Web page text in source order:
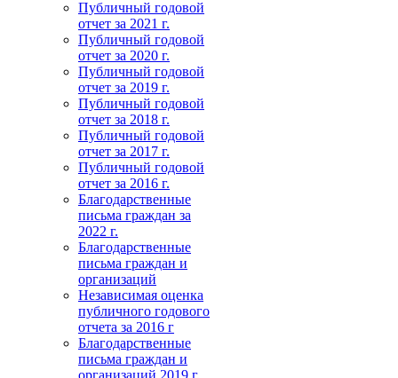
Публичный годовой
отчет за 2021 г.
Публичный годовой
отчет за 2020 г.
Публичный годовой
отчет за 2019 г.
Публичный годовой
отчет за 2018 г.
Публичный годовой
отчет за 2017 г.
Публичный годовой
отчет за 2016 г.
Благодарственные
письма граждан за
2022 г.
Благодарственные
письма граждан и
организаций
Независимая оценка
публичного годового
отчета за 2016 г
Благодарственные
письма граждан и
организаций 2019 г.